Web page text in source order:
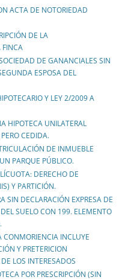
ACTA DE NOTORIEDAD
DE LA
FINCA
DE GANANCIALES SIN
ESPOSA DEL
Y LEY 2/2009 A
HIPOTECA UNILATERAL
CEDIDA.
DE INMUEBLE
PARQUE PÚBLICO.
DERECHO DE
Y PARTICIÓN.
DECLARACIÓN EXPRESA DE
SUELO CON 199. ELEMENTO
INCLUYE
Y PRETERICION
LOS INTERESADOS
POR PRESCRIPCIÓN (SIN